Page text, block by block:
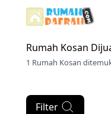
Rumah Kosan
1 Rumah Kosan
Filter